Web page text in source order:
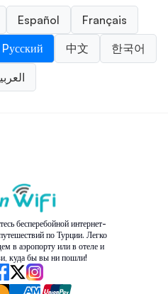
Español
Français
Pусский 中文 한국어
бесперебойной интернет-
по Турции. Легко
в аэропорту или в отеле и
куда бы вы ни пошли!